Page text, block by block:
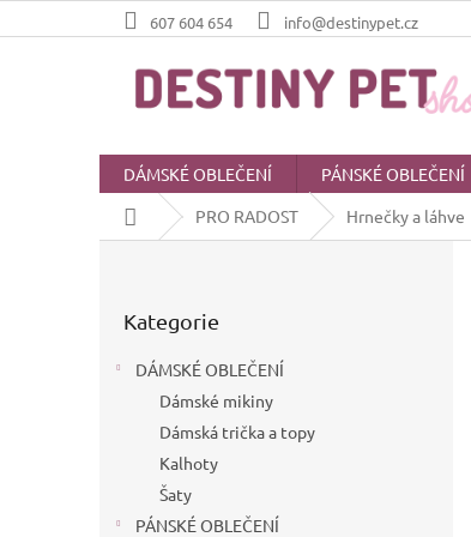
na
607 604 654 info@destinypet.cz
DÁMSKÉ OBLEČENÍ PÁNSKÉ OBLEČENÍ
Domů
PRO RADOST Hrnečky a láhve
kategorie
Kategorie
DÁMSKÉ OBLEČENÍ
Dámské mikiny
Dámská trička a topy
Kalhoty
Šaty
PÁNSKÉ OBLEČENÍ